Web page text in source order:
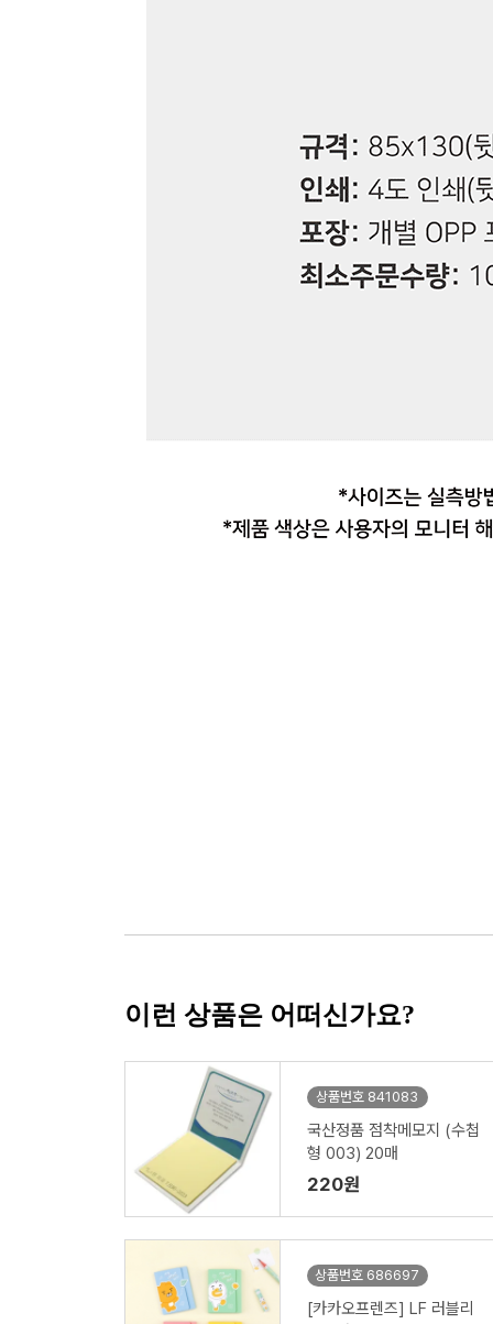
이런 상품은 어떠신가요?
상품번호 841083
국산정품 점착메모지 (수첩
형 003) 20매
220원
상품번호 686697
[카카오프렌즈] LF 러블리